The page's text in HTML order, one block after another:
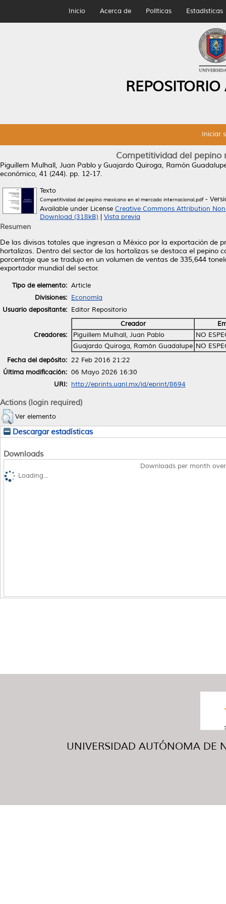
Inicio Acerca de Políticas Estadísticas
Iniciar
Competitividad del
Piguillem Mulhall, Juan Pablo y Guajardo Quiroga, Ramón
económico, 41 (244). pp. 12-17.
Texto
Competitividad del pepino mexicano en el mercado internacional.pdf-
Available under License Creative Commons Attribution
Download (318kB)
Vista previa
Resumen
De las divisas totales que ingresan a México por la exportación de
hortalizas. Dentro del sector de las hortalizas se destaca el pepino
porcentaje que se tradujo en un volumen de ventas de 335,644
exportador mundial del sector.
Tipo de elemento: Article
Divisiones: Economía
Usuario depositante: Editor Repositorio
Creadores:
Creador
Piguillem Mulhall, Juan Pablo
NO
Guajardo Quiroga, Ramón Guadalupe NO
Fecha del depósito: 22 Feb 2016 21:22
Última modificación: 06 Mayo 2026 16:30
URI: http://eprints.uanl.mx/id/eprint/8694
Actions (login required)
Ver elemento
Descargar estadísticas
Downloads
Downloads per month
Loading...
UNIVERSIDAD AUTÓNOMA DE